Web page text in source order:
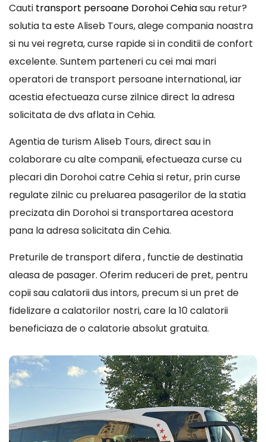
Cauti transport persoane Dorohoi Cehiasau retur?
solutia ta este Aliseb Tours, alege compania noastra
si nu vei regreta, curse rapide si in conditii de confort
excelente. Suntem parteneri cu cei mai mari
operatori de transport persoane international, iar
acestia efectueaza curse zilnice direct la adresa
solicitata de dvs aflata in Cehia.
Agentia de turism Aliseb Tours, direct sau in
colaborare cu alte companii, efectueaza curse cu
plecari din Dorohoi catre Cehia si retur, prin curse
regulate zilnic cu preluarea pasagerilor de la statia
precizata din Dorohoi si transportarea acestora
pana la adresa solicitata din Cehia.
Preturile de transport difera , functie de destinatia
aleasa de pasager. Oferim reduceri de pret, pentru
copii sau calatorii dus intors, precum si un pret de
fidelizare a calatorilor nostri, care la 10 calatorii
beneficiaza de o calatorie absolut gratuita.